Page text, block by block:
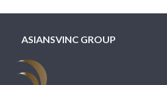
ASIANSVINC GROUP